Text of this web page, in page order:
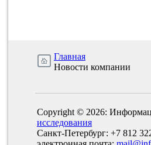
Главная
Новости компании
Copyright © 2026:
исследования
Санкт-Петербург: +7 812